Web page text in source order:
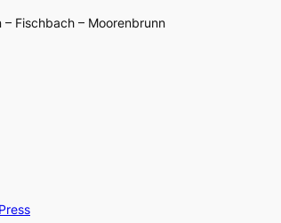
Fischbach – Moorenbrunn